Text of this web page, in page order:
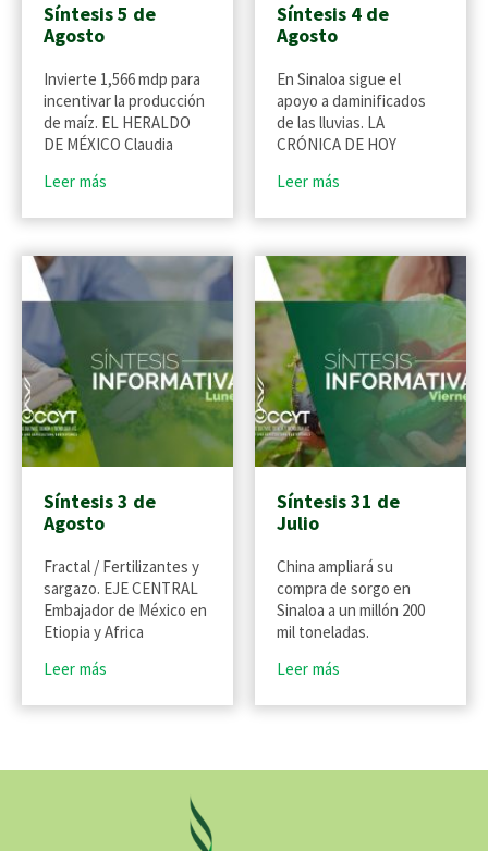
Síntesis 5 de
Agosto
Invierte 1,566 mdp para
incentivar la producción
de maíz. EL HERALDO
DE MÉXICO Claudia
Leer más
Síntesis 4 de
Agosto
En Sinaloa sigue el
apoyo a daminificados
de las lluvias. LA
CRÓNICA DE HOY
Leer más
Síntesis 3 de
Agosto
Fractal / Fertilizantes y
sargazo. EJE CENTRAL
Embajador de México en
Etiopia y Africa
Leer más
Síntesis 31 de
Julio
China ampliará su
compra de sorgo en
Sinaloa a un millón 200
mil toneladas.
Leer más